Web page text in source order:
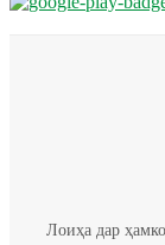
Лоиҳа дар